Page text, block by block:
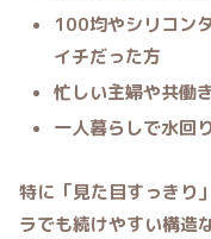
100均やシリコン
イチだった方
忙しい主婦や共働
一人暮らしで水回
特に「見た目すっきり
ラでも続けやすい構造